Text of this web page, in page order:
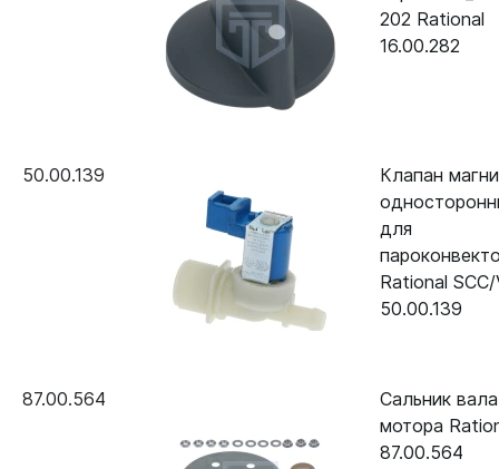
202 Rational
16.00.282
50.00.139
Клапан
для
Rational SCC/
50.00.139
87.00.564
Сальник вала
мотора
87.00.564